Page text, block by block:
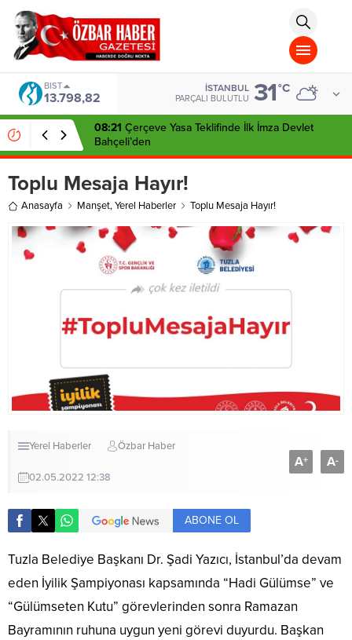
islami
chat
omegla
türk
sohbet
cinsel
sohbet
dini
chat
BIST
13.798,82
İSTANBUL
PARÇALI BULUTLU 31°C
08:21 Çerçeve Yasa Teklifinde İlk İmza Devlet
Bahçeli’den
Toplu Mesaja Hayır!
Anasayfa Manşet,Yerel Haberler Toplu Mesaja Hayır!
Yerel Haberler Özbar Haber
02.05.2022 12:38
A+ A-
ABONE OL
Tuzla Belediye Başkanı Dr. Şadi Yazıcı, İstanbul’da devam
eden İyilik Şampiyonası kapsamında “Hadi Gülümse” ve
“Gülümseten Kutu” görevlerinden sonra Ramazan
Bayramının ruhuna uygun yeni görevi duyurdu. Başkan